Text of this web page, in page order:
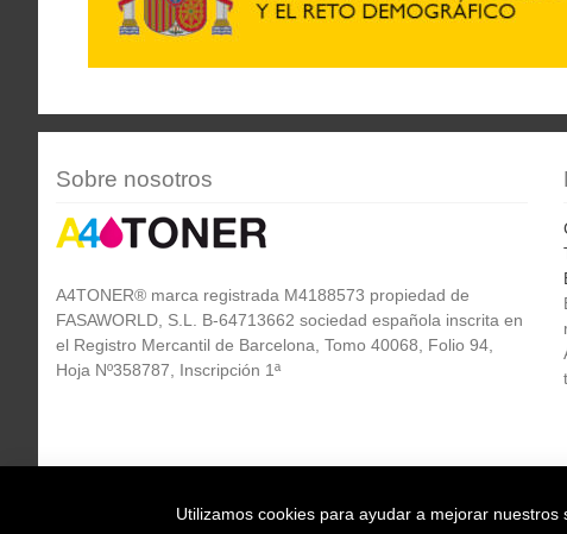
Sobre nosotros
A4TONER® marca registrada M4188573 propiedad de
FASAWORLD, S.L. B-64713662 sociedad española inscrita en
el Registro Mercantil de Barcelona, Tomo 40068, Folio 94,
Hoja Nº358787, Inscripción 1ª
Utilizamos cookies para ayudar a mejorar